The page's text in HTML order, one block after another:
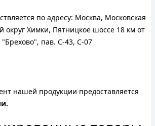
по адресу: Москва, Московская
округ Химки, Пятницкое шоссе 18 км от
пав. С-43, С-07
нашей продукции предоставляется